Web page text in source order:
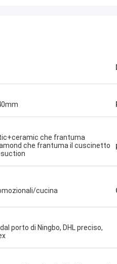
che frantuma
che frantuma il cuscinetto
cucina
porto di Ningbo, DHL preciso,